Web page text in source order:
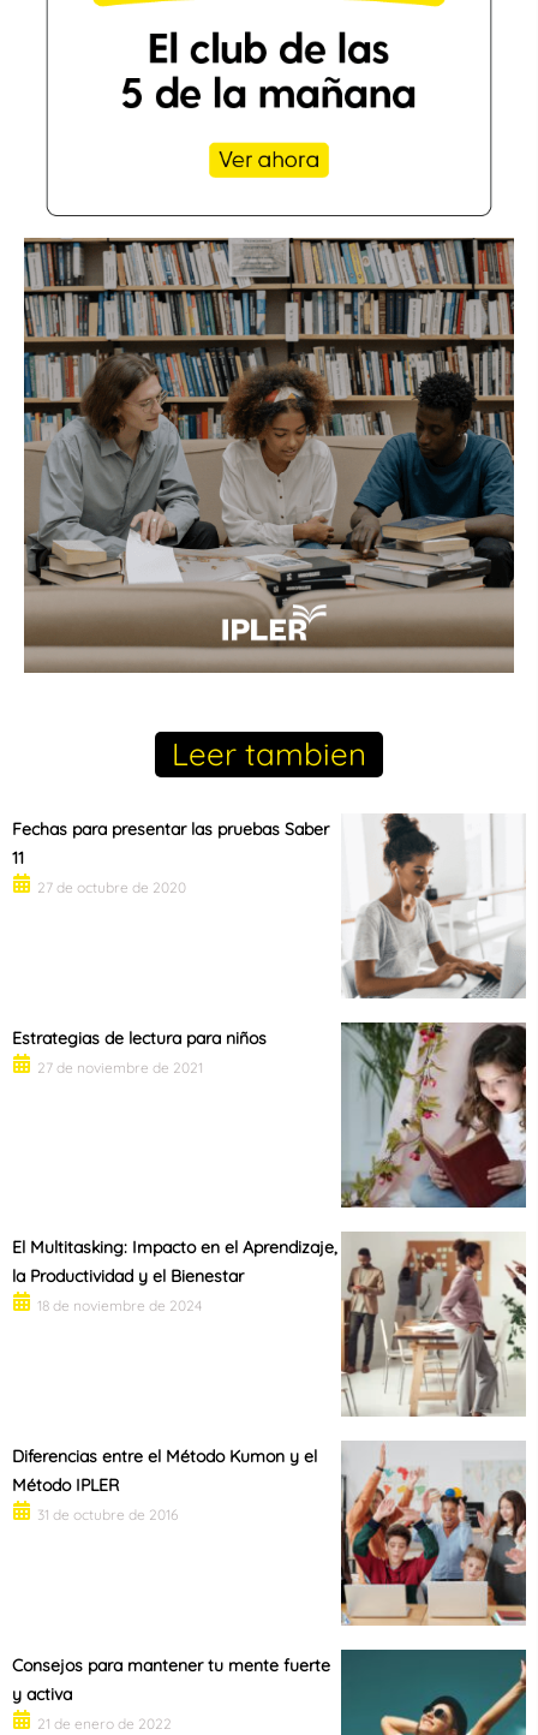
Leer tambien
Fechas para presentar las pruebas Saber
11
27 de octubre de 2020
Estrategias de lectura para niños
27 de noviembre de 2021
El Multitasking: Impacto en el Aprendizaje,
la Productividad y el Bienestar
18 de noviembre de 2024
Diferencias entre el Método Kumon y el
Método IPLER
31 de octubre de 2016
Consejos para mantener tu mente fuerte
y activa
21 de enero de 2022